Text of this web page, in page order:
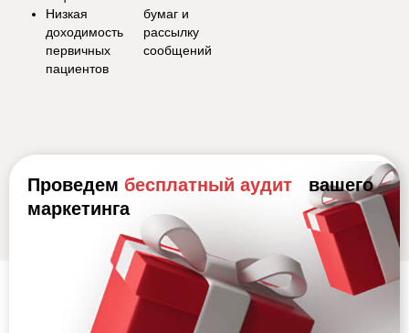
Низкая
доходимость
первичных
пациентов
бумаг и
рассылку
сообщений
Проведем бесплатный аудит
вашего
маркетинга